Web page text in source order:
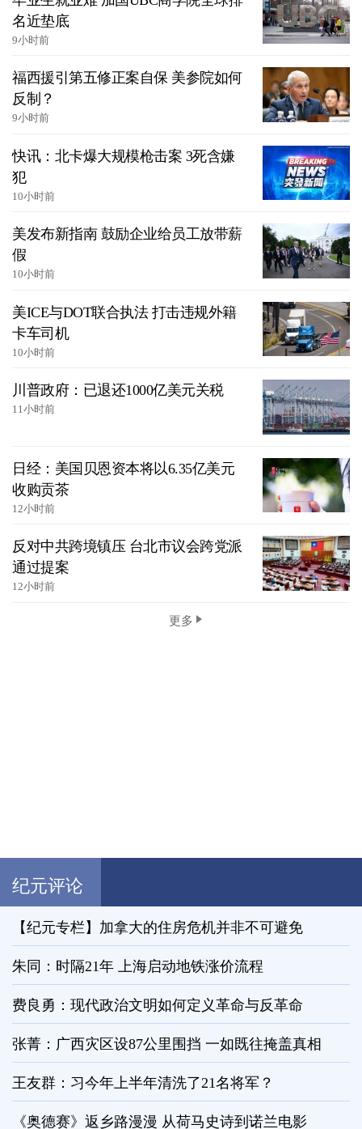
名近垫底
9小时前
福西援引第五修正案自保 美参院如何
反制？
9小时前
快讯：北卡爆大规模枪击案 3死含嫌
犯
10小时前
美发布新指南 鼓励企业给员工放带薪
假
10小时前
美ICE与DOT联合执法 打击违规外籍
卡车司机
10小时前
川普政府：已退还1000亿美元关税
11小时前
日经：美国贝恩资本将以6.35亿美元
收购贡茶
12小时前
反对中共跨境镇压 台北市议会跨党派
通过提案
12小时前
更多
纪元评论
【纪元专栏】加拿大的住房危机并非不可避免
朱同：时隔21年 上海启动地铁涨价流程
费良勇：现代政治文明如何定义革命与反革命
张菁：广西灾区设87公里围挡 一如既往掩盖真相
王友群：习今年上半年清洗了21名将军？
《奥德赛》返乡路漫漫 从荷马史诗到诺兰电影